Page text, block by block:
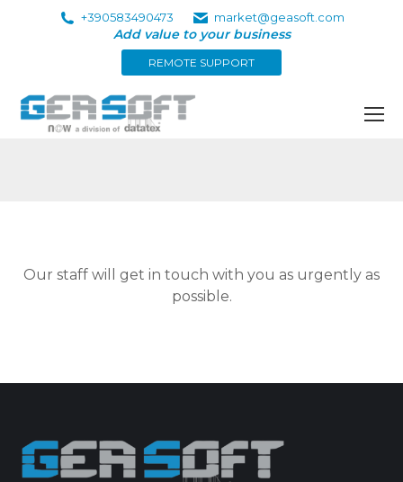
+390583490473 market@geasoft.com
Add value to your business
REMOTE SUPPORT
Our staff will get in touch with you as urgently as
possible.